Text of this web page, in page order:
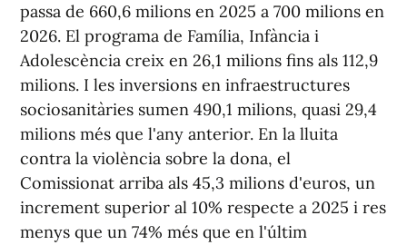
passa de 660,6 milions en 2025 a 700 milions en
2026. El programa de Família, Infància i
Adolescència creix en 26,1 milions fins als 112,9
milions. I les inversions en infraestructures
sociosanitàries sumen 490,1 milions, quasi 29,4
milions més que l'any anterior. En la lluita
contra la violència sobre la dona, el
Comissionat arriba als 45,3 milions d'euros, un
increment superior al 10% respecte a 2025 i res
menys que un 74% més que en l'últim